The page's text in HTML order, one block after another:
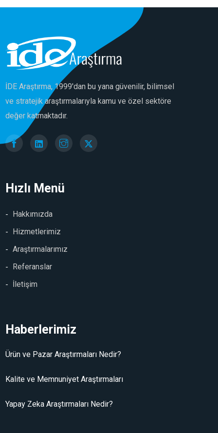
İDE Araştırma, 1999'dan bu yana güvenilir, bilimsel
ve stratejik araştırmalarıyla kamu ve özel sektöre
değer katmaktadır.
Hızlı Menü
Hakkımızda
Hizmetlerimiz
Araştırmalarımız
Referanslar
İletişim
Haberlerimiz
Ürün ve Pazar Araştırmaları Nedir?
Kalite ve Memnuniyet Araştırmaları
Yapay Zeka Araştırmaları Nedir?